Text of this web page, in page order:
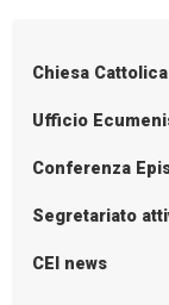
Chiesa Cattolica
Ufficio
Conferenza
Segretariato
CEI news